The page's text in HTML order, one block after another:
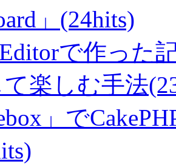
」(24hits)
で作った
楽しむ手法
」で